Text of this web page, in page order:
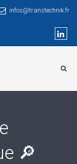
infos@transtechnik.fr
🔎